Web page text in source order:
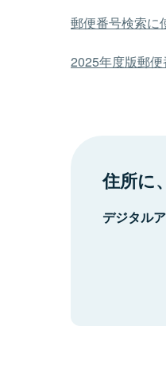
郵便番号検索に
2025年度版郵
住所に
デジタル